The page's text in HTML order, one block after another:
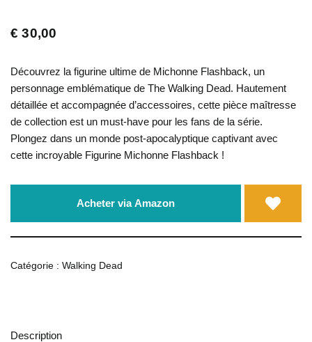
€ 30,00
Découvrez la figurine ultime de Michonne Flashback, un
personnage emblématique de The Walking Dead. Hautement
détaillée et accompagnée d’accessoires, cette pièce maîtresse
de collection est un must-have pour les fans de la série.
Plongez dans un monde post-apocalyptique captivant avec
cette incroyable Figurine Michonne Flashback !
Acheter via Amazon
Catégorie : Walking Dead
Description